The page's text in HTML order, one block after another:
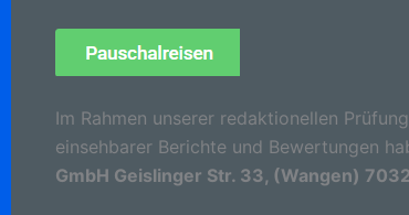
Im Rahmen unserer redaktionellen
einsehbarer Berichte und Bewertungen
GmbH Geislinger Str. 33, (Wangen)